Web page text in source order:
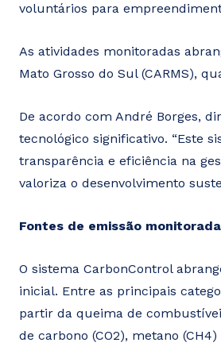
voluntários para
As atividades monitoradas
Mato Grosso do Sul (CARMS),
De acordo com André Borges,
tecnológico significativo. “Este
transparência e eficiência na
valoriza o desenvolvimento
Fontes de emissão
O sistema CarbonControl
inicial. Entre as principais
partir da queima de
de carbono (CO2), metano